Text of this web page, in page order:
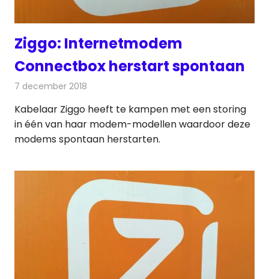
Ziggo: Internetmodem
Connectbox herstart spontaan
7 december 2018
Kabelaar Ziggo heeft te kampen met een storing
in één van haar modem-modellen waardoor deze
modems spontaan herstarten.